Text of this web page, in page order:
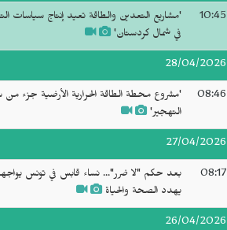
10:45
'مشاريع التعدين والطاقة تعيد إنتاج سياسات
في شمال كردستان'
28/04/2026
08:46
'مشروع محطة الطاقة الحرارية الأرضية جزء من
التهجير'
27/04/2026
08:17
بعد حكم "لا ضرر"... نساء قابس في تونس
يهدد الصحة والحياة
26/04/2026